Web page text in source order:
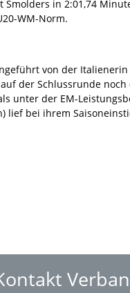
in 2:01,74
WM-Norm.
von der
der Schlussrunde
unter der EM-
lief bei ihrem